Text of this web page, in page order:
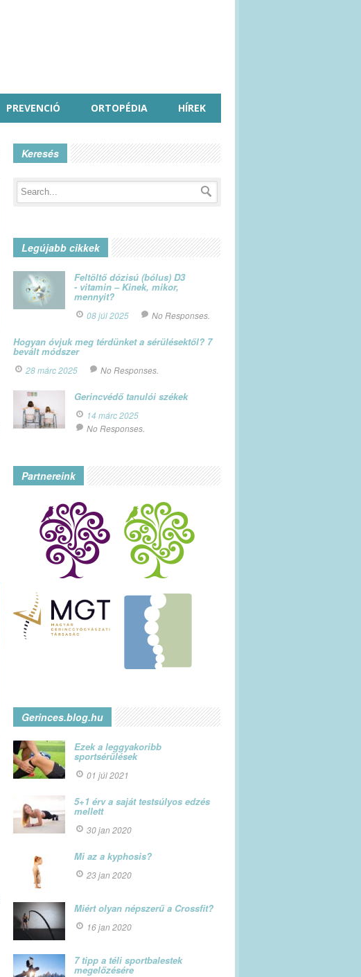
PREVENCIÓ ORTOPÉDIA HÍREK
Keresés
Legújabb cikkek
Feltöltő dózisú (bólus) D3
- vitamin – Kinek, mikor,
mennyit?
08 júl 2025 No Responses.
Hogyan óvjuk meg térdünket a sérülésektől? 7
bevált módszer
28 márc 2025 No Responses.
Gerincvédő tanulói székek
14 márc 2025
No Responses.
Partnereink
Gerinces.blog.hu
Ezek a leggyakoribb
sportsérülések
01 júl 2021
5+1 érv a saját testsúlyos edzés
mellett
30 jan 2020
Mi az a kyphosis?
23 jan 2020
Miért olyan népszerű a Crossfit?
16 jan 2020
7 tipp a téli sportbalestek
megelőzésére